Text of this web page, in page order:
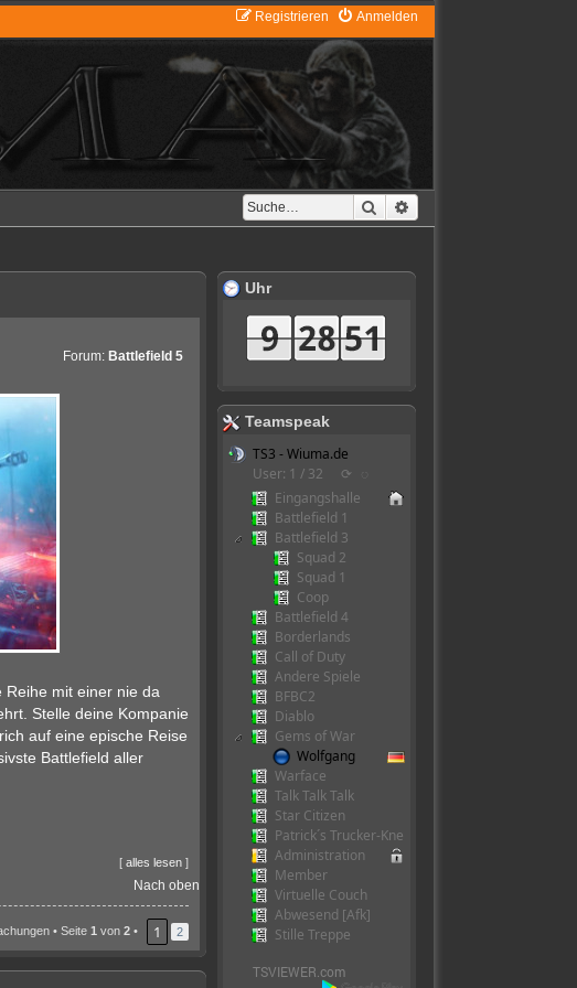
Anmelden
Registrieren
Suche
Forum: Battlefield 5
mit einer nie da
Stelle deine Kompanie
auf eine epische Reise
Battlefield aller
[ alles lesen]
Nach oben
• Seite 1 von 2• 1 2
Uhr
Teamspeak
TS3 - Wiuma.de
User: 1 / 32
⟳
Eingangshalle
Battlefield 1
Battlefield 3
Squad 2
Squad 1
Coop
Battlefield 4
Borderlands
Call of Duty
Andere Spiele
BFBC2
Diablo
Gems of War
Wolfgang
Warface
Talk Talk Talk
Star Citizen
Patrick´s Trucker-Kneipe
Administration
Member
Virtuelle Couch
Abwesend [Afk]
Stille Treppe